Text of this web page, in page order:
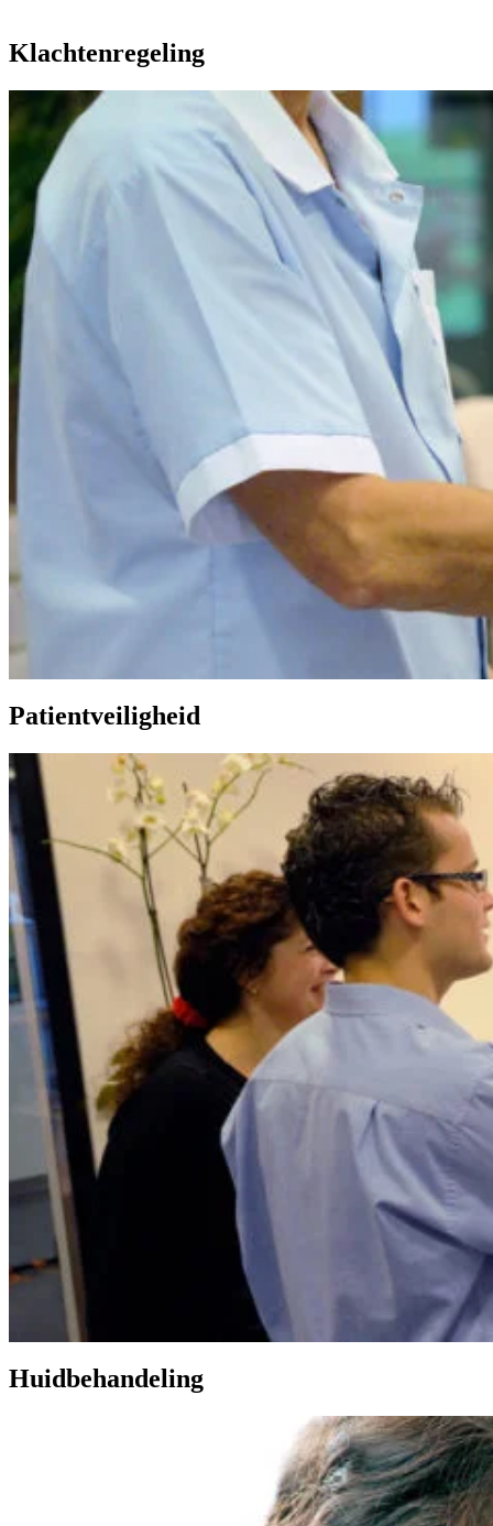
Klachtenregeling
Patientveiligheid
Huidbehandeling